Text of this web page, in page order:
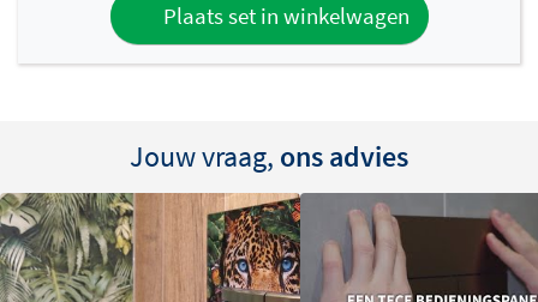
Plaats set in winkelwagen
Jouw vraag, ons advies